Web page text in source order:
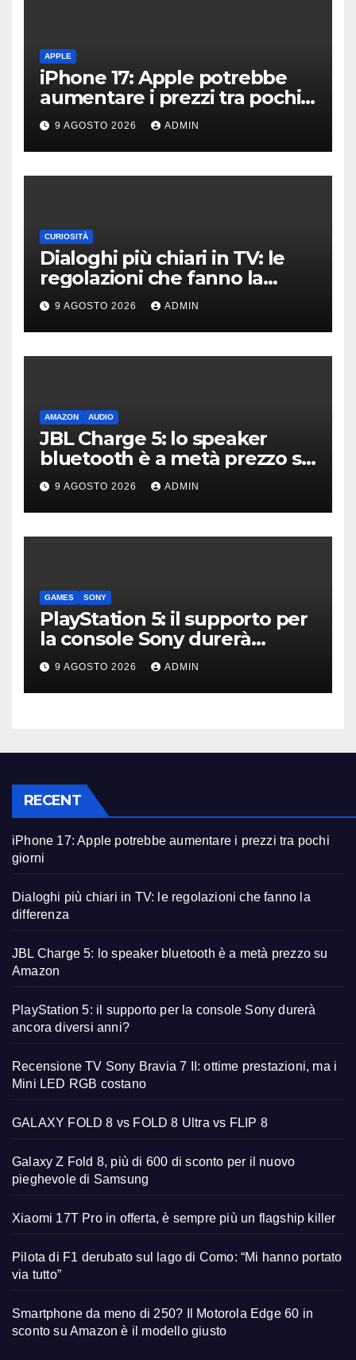
APPLE
iPhone 17: Apple potrebbe
aumentare i prezzi tra pochi
giorni
9 AGOSTO 2026 ADMIN
CURIOSITÀ
Dialoghi più chiari in TV: le
regolazioni che fanno la
differenza
9 AGOSTO 2026 ADMIN
AMAZON AUDIO
JBL Charge 5: lo speaker
bluetooth è a metà prezzo su
Amazon
9 AGOSTO 2026 ADMIN
GAMES SONY
PlayStation 5: il supporto per
la console Sony durerà
ancora diversi anni?
9 AGOSTO 2026 ADMIN
RECENT
iPhone 17: Apple potrebbe aumentare i prezzi tra pochi
giorni
Dialoghi più chiari in TV: le regolazioni che fanno la
differenza
JBL Charge 5: lo speaker bluetooth è a metà prezzo su
Amazon
PlayStation 5: il supporto per la console Sony durerà
ancora diversi anni?
Recensione TV Sony Bravia 7 II: ottime prestazioni, ma i
Mini LED RGB costano
GALAXY FOLD 8 vs FOLD 8 Ultra vs FLIP 8
Galaxy Z Fold 8, più di 600 di sconto per il nuovo
pieghevole di Samsung
Xiaomi 17T Pro in offerta, è sempre più un flagship killer
Pilota di F1 derubato sul lago di Como: “Mi hanno portato
via tutto”
Smartphone da meno di 250? Il Motorola Edge 60 in
sconto su Amazon è il modello giusto